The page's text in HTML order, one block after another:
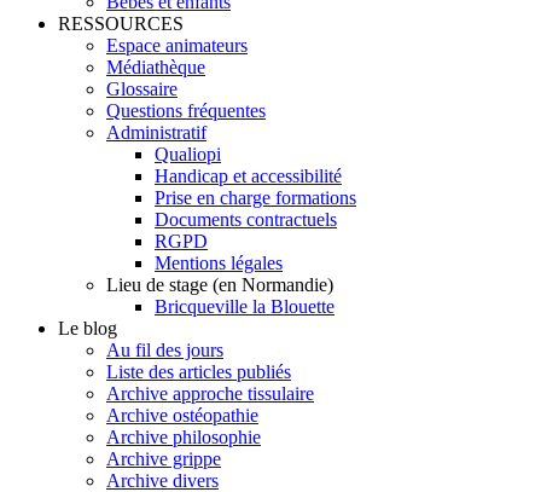
RESSOURCES
Espace animateurs
Médiathèque
Glossaire
Questions fréquentes
Administratif
Qualiopi
Handicap et accessibilité
Prise en charge formations
Documents contractuels
RGPD
Mentions légales
Lieu de stage (en Normandie)
Bricqueville la Blouette
Le blog
Au fil des jours
Liste des articles publiés
Archive approche tissulaire
Archive ostéopathie
Archive philosophie
Archive grippe
Archive divers